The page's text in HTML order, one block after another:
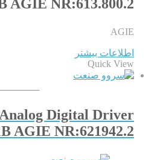
AGIE NR:613.800.2
AGIE
اطلاعات بیشتر
Quick View
Analog Digital Driver
AGIE NR:621942.2